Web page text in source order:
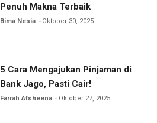
Penuh Makna Terbaik
Bima Nesia Oktober 30, 2025
5 Cara Mengajukan Pinjaman di
Bank Jago, Pasti Cair!
Farrah Afsheena Oktober 27, 2025